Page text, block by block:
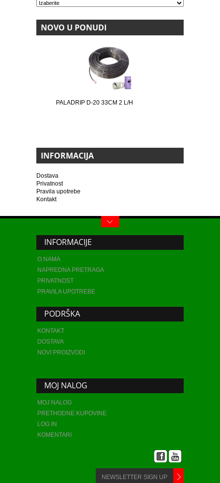
NOVO U PONUDI
PALADRIP D-20 33CM 2 L/H
INFORMACIJA
Dostava
Privatnost
Pravila upotrebe
Kontakt
INFORMACIJE
O NAMA
NAPREDNA PRETRAGA
PRIVATNOST
PRAVILA UPOTREBE
PODRŠKA
KONTAKT
DOSTAVA
NOVI PROIZVODI
MOJ NALOG
MOJ NALOG
PRETHODNE KUPOVINE
LOG IN
KOMENTARI